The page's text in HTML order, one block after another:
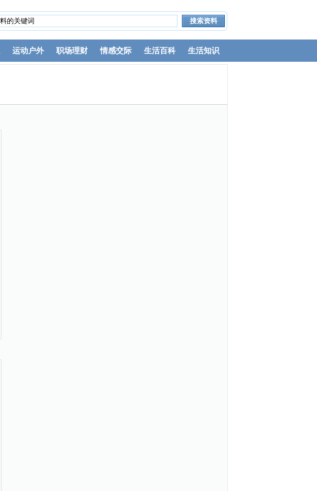
运动户外 职场理财 情感交际 生活百科 生活知识